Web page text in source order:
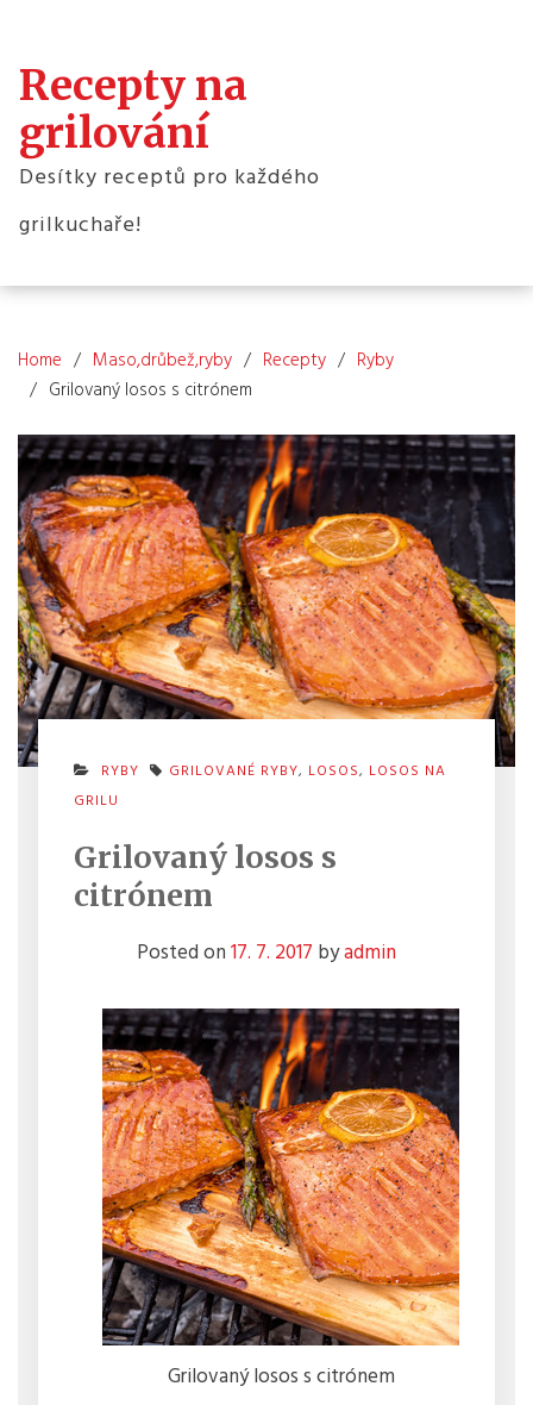
content
Recepty na
grilování
Desítky receptů pro každého
grilkuchaře!
Home Maso,drůbež,ryby Recepty
Ryby
Grilovaný losos s citrónem
RYBY GRILOVANÉ RYBY, LOSOS, LOSOS NA
GRILU
Grilovaný losos s
citrónem
Posted on17. 7. 2017 byadmin
Grilovaný losos s citrónem